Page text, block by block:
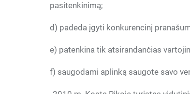
pasitenkinimą;
d) padeda įgyti konkurencinį
e) patenkina tik atsirandančias
f) saugodami aplinką saugote savo